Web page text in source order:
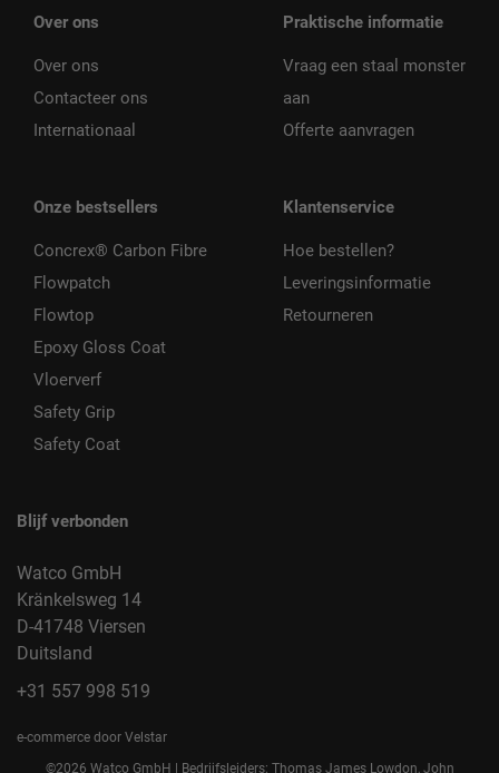
Over ons
Over ons
Contacteer ons
Internationaal
Onze bestsellers
Concrex® Carbon Fibre
Flowpatch
Flowtop
Epoxy Gloss Coat
Vloerverf
Safety Grip
Safety Coat
Praktische informatie
Vraag een staal monster
aan
Offerte aanvragen
Klantenservice
Hoe bestellen?
Leveringsinformatie
Retourneren
Blijf verbonden
Watco GmbH
Kränkelsweg 14
D-41748 Viersen
Duitsland
+31 557 998 519
e-commerce door Velstar
©2026 Watco GmbH | Bedrijfsleiders: Thomas James Lowdon, John